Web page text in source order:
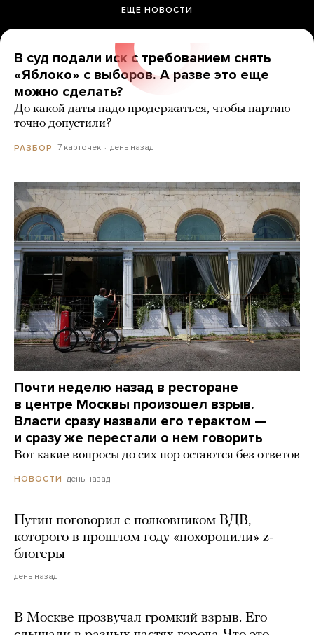
ЕЩЕ НОВОСТИ
В суд подали иск с требованием снять
«Яблоко» с выборов. А разве это еще
можно сделать?
До какой даты надо продержаться, чтобы партию
точно допустили?
РАЗБОР 7 карточек день назад
Почти неделю назад в ресторане
в центре Москвы произошел взрыв.
Власти сразу назвали его терактом —
и сразу же перестали о нем говорить
Вот какие вопросы до сих пор остаются без ответов
НОВОСТИ день назад
Путин поговорил с полковником ВДВ,
которого в прошлом году «похоронили» z-
блогеры
день назад
В Москве прозвучал громкий взрыв. Его